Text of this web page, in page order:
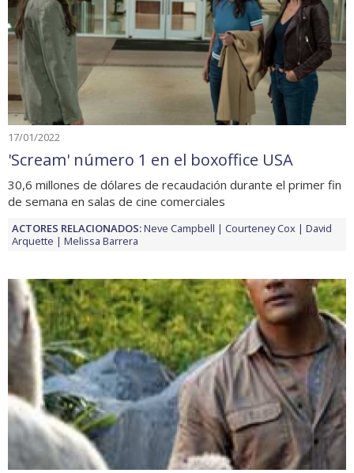
17/01/2022
'Scream' número 1 en el boxoffice USA
30,6 millones de dólares de recaudación durante el primer fin
de semana en salas de cine comerciales
ACTORES RELACIONADOS:Neve Campbell Courteney Cox
David
Arquette
Melissa Barrera